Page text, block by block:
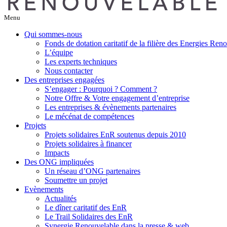
Menu
Qui sommes-nous
Fonds de dotation caritatif de la filière des Energies
L’équipe
Les experts techniques
Nous contacter
Des entreprises engagées
S’engager : Pourquoi ? Comment ?
Notre Offre & Votre engagement d’entreprise
Les entreprises & évènements partenaires
Le mécénat de compétences
Projets
Projets solidaires EnR soutenus depuis 2010
Projets solidaires à financer
Impacts
Des ONG impliquées
Un réseau d’ONG partenaires
Soumettre un projet
Evènements
Actualités
Le dîner caritatif des EnR
Le Trail Solidaires des EnR